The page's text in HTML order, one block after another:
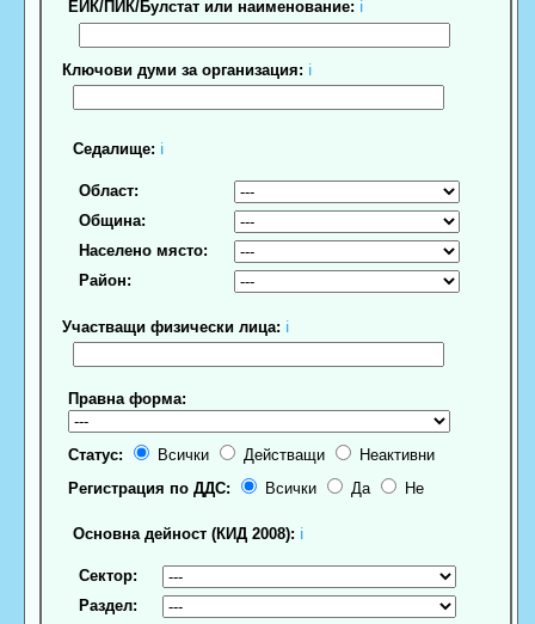
ЕИК/ПИК/Булстат или наименование: ℹ
Ключови думи за организация: ℹ
Седалище: ℹ
Област:
Община:
Населено място:
Район:
Участващи физически лица: ℹ
Правна форма:
Статус: Всички Действащи
Неактивни
Регистрация по ДДС:
Всички Да Не
Основна дейност (КИД 2008): ℹ
Сектор:
Раздел: